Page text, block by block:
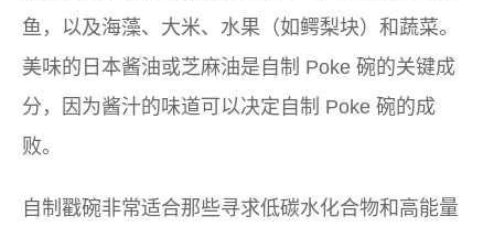
鱼，以及海藻、大米、水果（如鳄梨块）和蔬菜。
美味的日本酱油或芝麻油是自制 Poke 碗的关键成
分，因为酱汁的味道可以决定自制 Poke 碗的成
败。
自制戳碗非常适合那些寻求低碳水化合物和高能量